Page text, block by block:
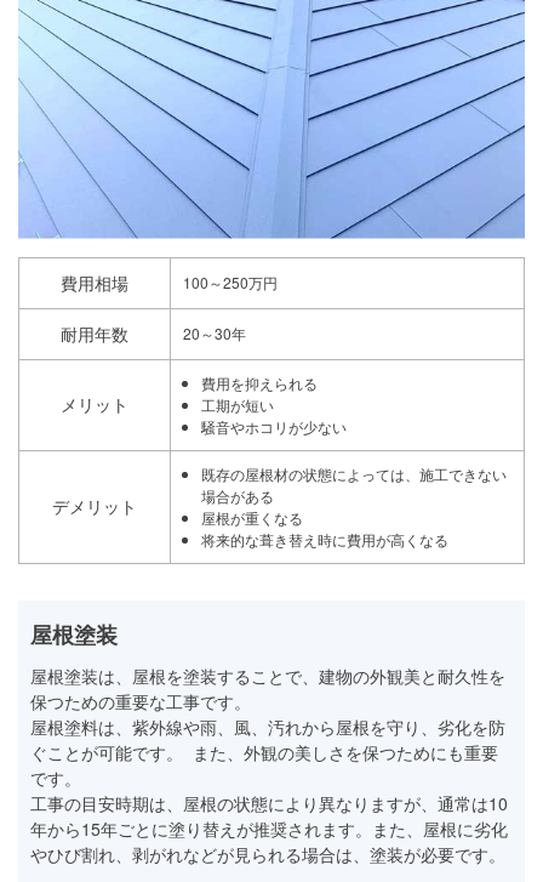
費用相場 100～250万円
耐用年数 20～30年
メリット
費用を抑えられる
工期が短い
騒音やホコリが少ない
デメリット
既存の屋根材の状態によっては、施工できない
場合がある
屋根が重くなる
将来的な葺き替え時に費用が高くなる
屋根塗装
屋根塗装は、屋根を塗装することで、建物の外観美と耐久性を
保つための重要な工事です。
屋根塗料は、紫外線や雨、風、汚れから屋根を守り、劣化を防
ぐことが可能です。 また、外観の美しさを保つためにも重要
です。
工事の目安時期は、屋根の状態により異なりますが、通常は10
年から15年ごとに塗り替えが推奨されます。また、屋根に劣化
やひび割れ、剥がれなどが見られる場合は、塗装が必要です。